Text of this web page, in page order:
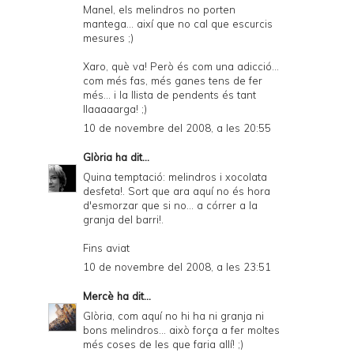
Manel, els melindros no porten
mantega... així que no cal que escurcis
mesures ;)
Xaro, què va! Però és com una adicció...
com més fas, més ganes tens de fer
més... i la llista de pendents és tant
llaaaaarga! ;)
10 de novembre del 2008, a les 20:55
Glòria ha dit...
Quina temptació: melindros i xocolata
desfeta!. Sort que ara aquí no és hora
d'esmorzar que si no... a córrer a la
granja del barri!.
Fins aviat
10 de novembre del 2008, a les 23:51
Mercè ha dit...
Glòria, com aquí no hi ha ni granja ni
bons melindros... això força a fer moltes
més coses de les que faria allí! ;)